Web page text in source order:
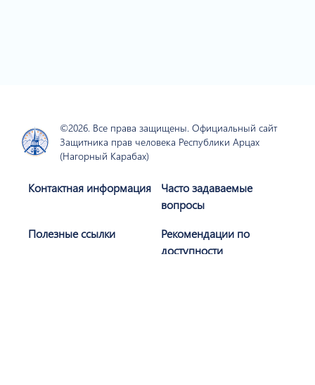
©2026. Все права защищены. Официальный сайт
Защитника прав человека Республики Арцах
(Нагорный Карабах)
Контактная информация
Часто задаваемые
вопросы
Полезные ссылки
Рекомендации по
доступности